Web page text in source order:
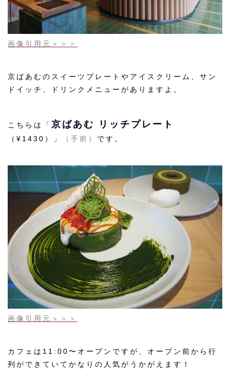
画像引用元＞＞＞
京ばあむのスイーツプレートやアイスクリーム、サン
ドイッチ、ドリンクメニューがありますよ。
こちらは「 京ばあむ リッチプレート
（¥1430）」 （手前） です。
画像引用元＞＞＞
カフェは11:00〜オープンですが、オープン前から行
列ができていてかなりの人気がうかがえます！